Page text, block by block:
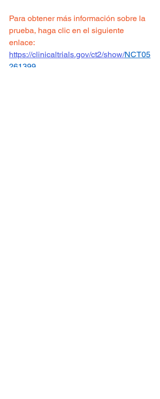
Para obtener más información sobre la
prueba, haga clic en el siguiente
enlace:
https://clinicaltrials.gov/ct2/show/NCT05
261399